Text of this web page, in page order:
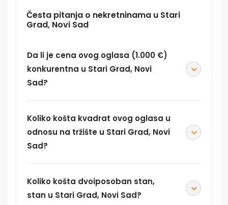
Česta pitanja o nekretninama u Stari
Grad, Novi Sad
Da li je cena ovog oglasa (1.000 €)
konkurentna u Stari Grad, Novi
Sad?
Koliko košta kvadrat ovog oglasa u
odnosu na tržište u Stari Grad, Novi
Sad?
Koliko košta dvoiposoban stan,
stan u Stari Grad, Novi Sad?